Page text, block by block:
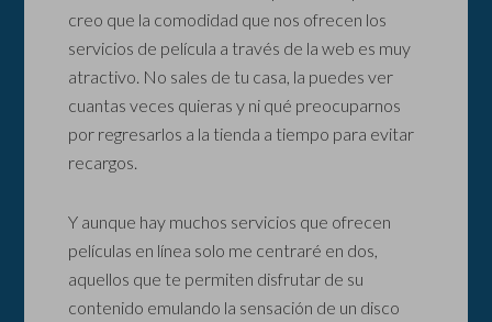
creo que la comodidad que nos ofrecen los
servicios de película a través de la web es muy
atractivo. No sales de tu casa, la puedes ver
cuantas veces quieras y ni qué preocuparnos
por regresarlos a la tienda a tiempo para evitar
recargos.
Y aunque hay muchos servicios que ofrecen
películas en línea solo me centraré en dos,
aquellos que te permiten disfrutar de su
contenido emulando la sensación de un disco